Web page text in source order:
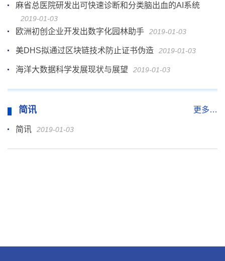
麻省总医院研发出可快速诊断和分类脑出血的AI系统
2019-01-03
欧洲初创企业开发出数字化园林助手 2019-01-03
美DHS拟通过区块链技术防止证书伪造 2019-01-03
海洋大数据科学发展现状与展望 2019-01-03
简讯 更多…
简讯 2019-01-03